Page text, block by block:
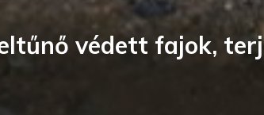
védett fajok,